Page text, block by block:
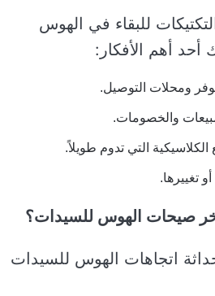
للبقاء في الهوس
أحد أهم الأفكار:
ومحلات التوصيل.
والخصومات.
التي تدوم طويلاً.
تغييرها.
اتجاهات الهوس للسيدات